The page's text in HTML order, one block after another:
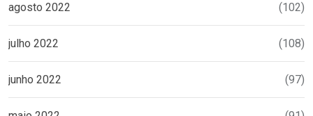
agosto 2022 (102)
julho 2022 (108)
junho 2022 (97)